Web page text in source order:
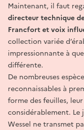
Maintenant, il faut
directeur technique
Francfort et voix
collection variée
impressionnante à
différente.
De nombreuses
reconnaissables à
forme des feuilles,
considérablement.
Wessel ne transmet